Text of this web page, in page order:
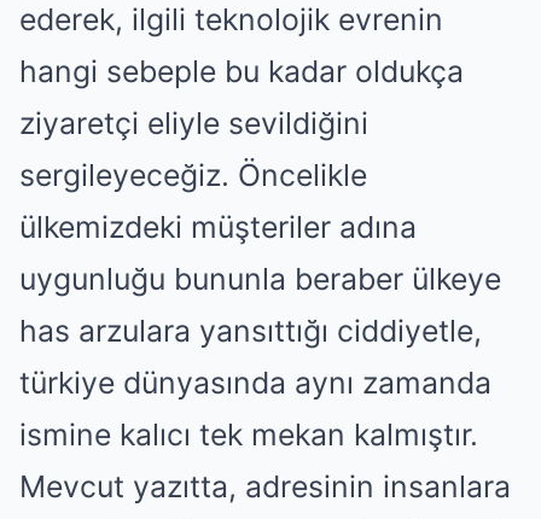
ederek, ilgili teknolojik evrenin
hangi sebeple bu kadar oldukça
ziyaretçi eliyle sevildiğini
sergileyeceğiz. Öncelikle
ülkemizdeki müşteriler adına
uygunluğu bununla beraber ülkeye
has arzulara yansıttığı ciddiyetle,
türkiye dünyasında aynı zamanda
ismine kalıcı tek mekan kalmıştır.
Mevcut yazıtta, adresinin insanlara